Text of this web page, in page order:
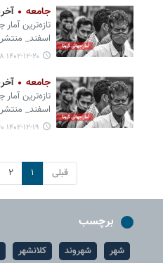
جامعه آخرین
تازه‌ترین
اسفند_
۱۴۰۲-۱۲-۲۰ ۱۱:۳۸
جامعه آخرین
تازه‌ترین
اسفند_
۱۴۰۲-۱۲-۱۹ ۱۱:۴۰
قبلی ۱ ۲
برچسب
شهر شهروند کلانشهر